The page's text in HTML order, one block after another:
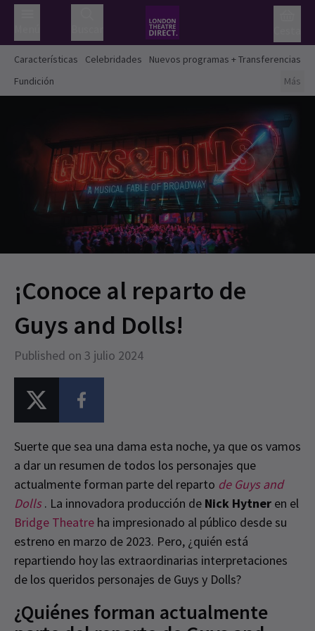
Características Celebridades
Nuevos programas + Transferencias
Fundición
Más
¡Conoce al reparto de
Guys and Dolls!
Published on 3 julio 2024
Suerte que sea una dama esta noche, ya que os vamos
a dar un resumen de todos los personajes que
actualmente forman parte del reparto de Guys and
Dolls. La innovadora producción de Nick Hytner en el
Bridge Theatre ha impresionado al público desde su
estreno en marzo de 2023. Pero, ¿quién está
repartiendo hoy las extraordinarias interpretaciones
de los queridos personajes de Guys y Dolls?
¿Quiénes forman actualmente